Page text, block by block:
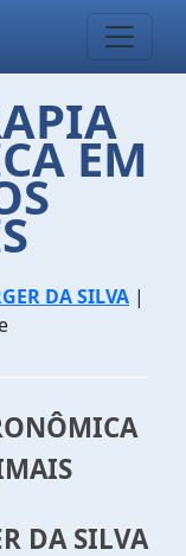
EM
DA SILVA |
DA SILVA